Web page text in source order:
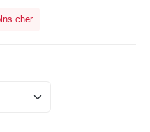
cher